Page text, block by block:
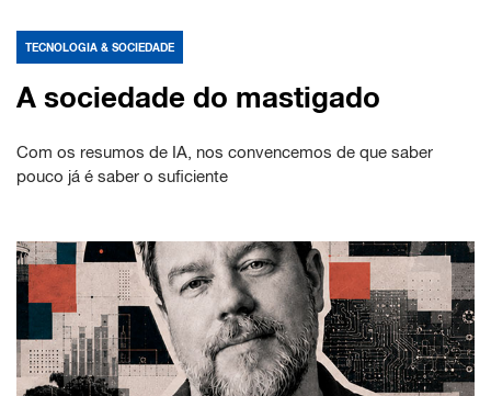
TECNOLOGIA & SOCIEDADE
A sociedade do mastigado
Com os resumos de IA, nos convencemos de que saber
pouco já é saber o suficiente